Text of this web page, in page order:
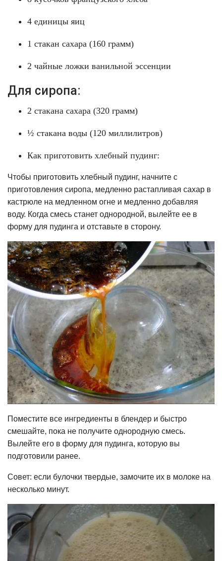
4 единицы яиц
1 стакан сахара (160 грамм)
2 чайные ложки ванильной эссенции
Для сиропа:
2 стакана сахара (320 грамм)
½ стакана воды (120 миллилитров)
Как приготовить хлебный пудинг:
Чтобы приготовить хлебный пудинг, начните с
приготовления сиропа, медленно растапливая сахар в
кастрюле на медленном огне и медленно добавляя
воду. Когда смесь станет однородной, вылейте ее в
форму для пудинга и отставьте в сторону.
Поместите все ингредиенты в блендер и быстро
смешайте, пока не получите однородную смесь.
Вылейте его в форму для пудинга, которую вы
подготовили ранее.
Совет: если булочки твердые, замочите их в молоке на
несколько минут.